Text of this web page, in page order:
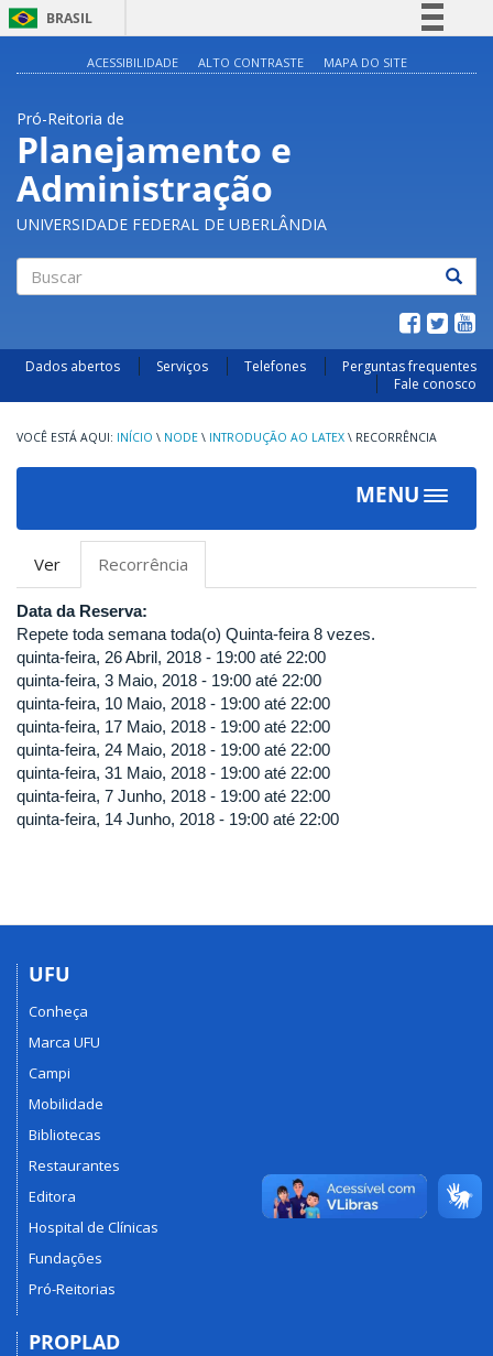
BRASIL
Acesso à informação
ACESSIBILIDADE ALTO CONTRASTE MAPA DO SITE
Pró-Reitoria de
Planejamento e
Administração
UNIVERSIDADE FEDERAL DE UBERLÂNDIA
Dados abertos Serviços Telefones
Perguntas frequentes
Fale conosco
INÍCIO \ NODE \ INTRODUÇÃO AO LATEX \ RECORRÊNCIA
MENU
Toggle
Abas
primárias
Ver Recorrência
ativa)
Data da Reserva:
Repete toda semana toda(o) Quinta-feira 8 vezes.
quinta-feira, 26 Abril, 2018 - 19:00 até 22:00
quinta-feira, 3 Maio, 2018 - 19:00 até 22:00
quinta-feira, 10 Maio, 2018 - 19:00 até 22:00
quinta-feira, 17 Maio, 2018 - 19:00 até 22:00
quinta-feira, 24 Maio, 2018 - 19:00 até 22:00
quinta-feira, 31 Maio, 2018 - 19:00 até 22:00
quinta-feira, 7 Junho, 2018 - 19:00 até 22:00
quinta-feira, 14 Junho, 2018 - 19:00 até 22:00
UFU
Conheça
Marca UFU
Campi
Mobilidade
Bibliotecas
Restaurantes
Editora
Hospital de Clínicas
Fundações
Pró-Reitorias
PROPLAD